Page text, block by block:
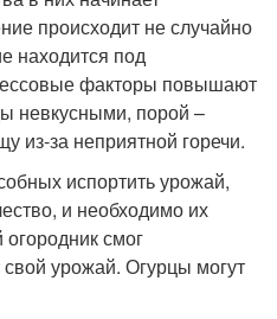
происходит не случайно
находится под
факторы повышают
невкусными, порой –
из-за неприятной горечи.
испортить урожай,
и необходимо их
смог
урожай. Огурцы могут